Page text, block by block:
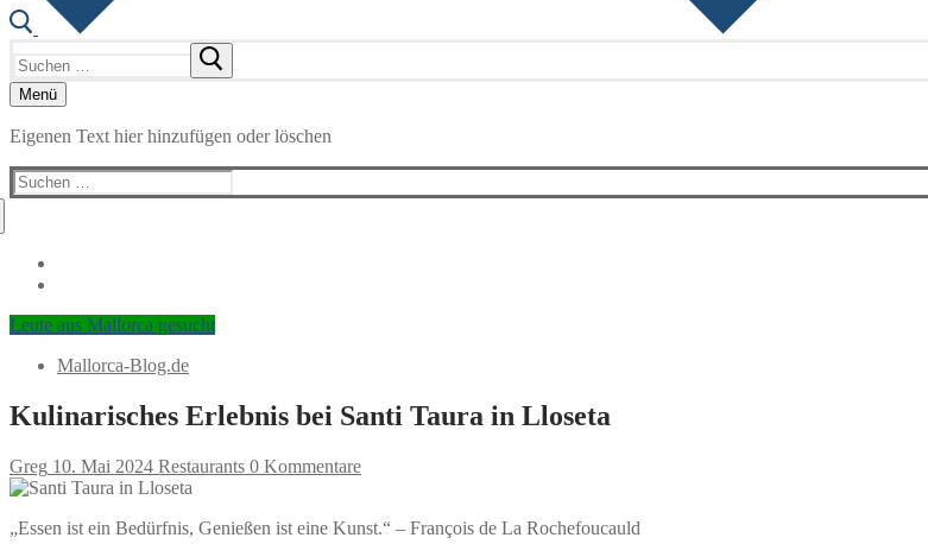
nach:
Menü
Eigenen Text hier hinzufügen oder löschen
Suchen
nach:
Leute aus Mallorca gesucht
Mallorca-Blog.de
Kulinarisches Erlebnis bei Santi Taura in Lloseta
Greg 10. Mai 2024 Restaurants 0 Kommentare
„Essen ist ein Bedürfnis, Genießen ist eine Kunst.“ – François de La Rochefoucauld